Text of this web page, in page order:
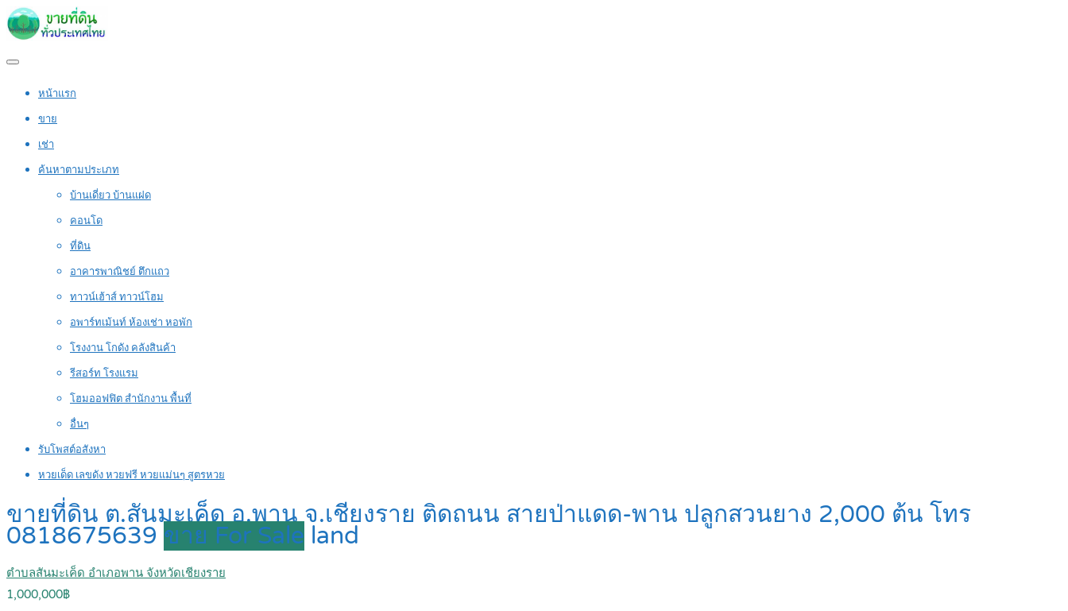
หน้าแรก
ขาย
เช่า
ค้นหาตามประเภท
บ้านเดี่ยว บ้านแฝด
คอนโด
ที่ดิน
อาคารพาณิชย์ ตึกแถว
ทาวน์เฮ้าส์ ทาวน์โฮม
อพาร์ทเม้นท์ ห้องเช่า หอพัก
โรงงาน โกดัง คลังสินค้า
รีสอร์ท โรงแรม
โฮมออฟฟิต สำนักงาน พื้นที่
อื่นๆ
รับโพสต์อสังหา
หวยเด็ด เลขดัง หวยฟรี หวยแม่นๆ สูตรหวย
ขายที่ดิน ต.สันมะเค็ด อ.พาน จ.เชียงราย ติดถนน สายป่าแดด-พาน ปลูกสวนยาง 2,000 ต้น โทร
0818675639 ขาย For Sale land
ตำบลสันมะเค็ด อำเภอพาน จังหวัดเชียงราย
1,000,000฿